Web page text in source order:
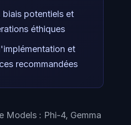
biais potentiels et
éthiques
et
recommandées
Models : Phi-4, Gemma